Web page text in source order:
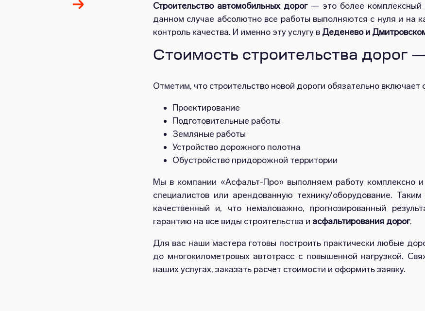
Строительство автомобильных дорог— это более комплексный
данном случае абсолютно все работы выполняются с нуля и на
контроль качества. И именно эту услугу в Деденево и
Стоимость строительства дорог
Отметим, что строительство новой дороги обязательно
Проектирование
Подготовительные работы
Земляные работы
Устройство дорожного полотна
Обустройство придорожной территории
Мы в компании «Асфальт-Про» выполняем работу комплексно
специалистов или арендованную технику/оборудование.
качественный и, что немаловажно, прогнозированный
гарантию на все виды строительства и асфальтирования дорог.
Для вас наши мастера готовы построить практически любые
до многокилометровых автотрасс с повышенной нагрузкой.
наших услугах, заказать расчет стоимости и оформить заявку.